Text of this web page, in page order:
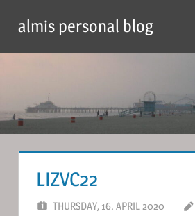
content
almis personal blog
LIZVC22
THURSDAY, 16. APRIL 2020